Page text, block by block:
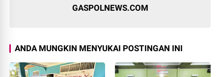
GASPOLNEWS.COM
ANDA MUNGKIN MENYUKAI POSTINGAN INI